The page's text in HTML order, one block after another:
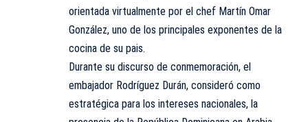
orientada virtualmente por el chef Martín Omar
González, uno de los principales exponentes de la
cocina de su pais.
Durante su discurso de conmemoración, el
embajador Rodríguez Durán, consideró como
estratégica para los intereses nacionales, la